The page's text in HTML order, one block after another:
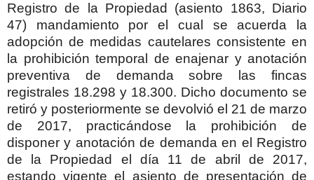
Registro de la Propiedad (asiento 1863, Diario
47) mandamiento por el cual se acuerda la
adopción de medidas cautelares consistente en
la prohibición temporal de enajenar y anotación
preventiva de demanda sobre las fincas
registrales 18.298 y 18.300. Dicho documento se
retiró y posteriormente se devolvió el 21 de marzo
de 2017, practicándose la prohibición de
disponer y anotación de demanda en el Registro
de la Propiedad el día 11 de abril de 2017,
estando vigente el asiento de presentación de